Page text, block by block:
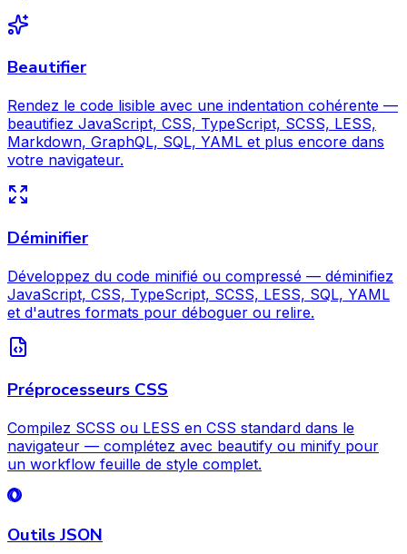
Beautifier
Rendez le code lisible avec une indentation cohérente —
beautifiez JavaScript, CSS, TypeScript, SCSS, LESS,
Markdown, GraphQL, SQL, YAML et plus encore dans
votre navigateur.
Déminifier
Développez du code minifié ou compressé — déminifiez
JavaScript, CSS, TypeScript, SCSS, LESS, SQL, YAML
et d'autres formats pour déboguer ou relire.
Préprocesseurs CSS
Compilez SCSS ou LESS en CSS standard dans le
navigateur — complétez avec beautify ou minify pour
un workflow feuille de style complet.
Outils JSON